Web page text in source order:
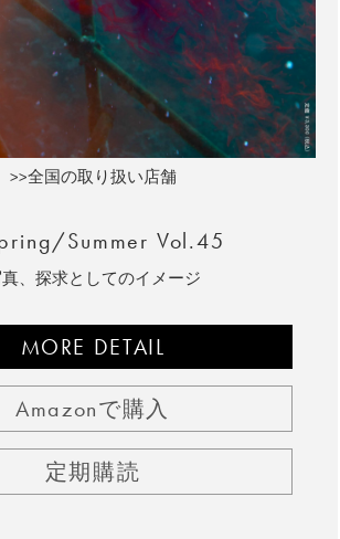
>>全国の取り扱い店舗
Summer Vol.45
、探求としてのイメージ
MORE DETAIL
Amazonで購入
定期購読